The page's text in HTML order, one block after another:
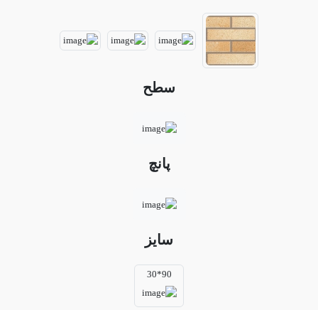
سطح
پانچ
سایز
90*30